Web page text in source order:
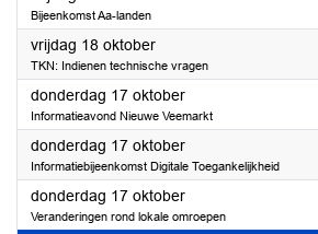
Bijeenkomst Aa-landen
vrijdag 18 oktober2024
TKN: Indienen technische vragen
donderdag 17 oktober2024
Informatieavond Nieuwe Veemarkt
donderdag 17 oktober2024
Informatiebijeenkomst Digitale Toegankelijkheid
donderdag 17 oktober2024
Veranderingen rond lokale omroepen